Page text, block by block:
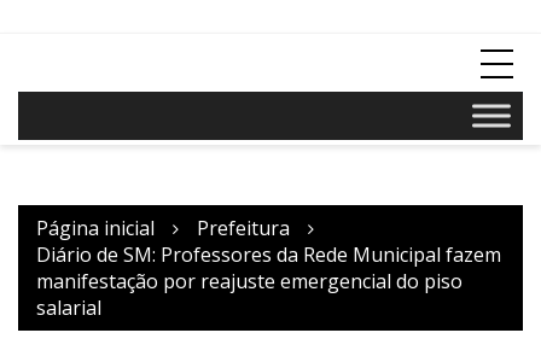
Página inicial
Prefeitura
Diário de SM: Professores da Rede Municipal fazem
manifestação por reajuste emergencial do piso
salarial